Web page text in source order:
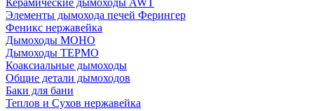
Керамические дымоходы AWT
Элементы дымохода печей Ферингер
Феникс нержавейка
Дымоходы МОНО
Дымоходы ТЕРМО
Коаксиальные дымоходы
Общие детали дымоходов
Баки для бани
Теплов и Сухов нержавейка